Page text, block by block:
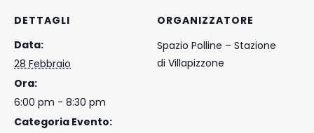
DETTAGLI
Data:
28 Febbraio
Ora:
6:00 pm - 8:30 pm
Categoria Evento:
ORGANIZZATORE
Spazio Polline – Stazione
di Villapizzone